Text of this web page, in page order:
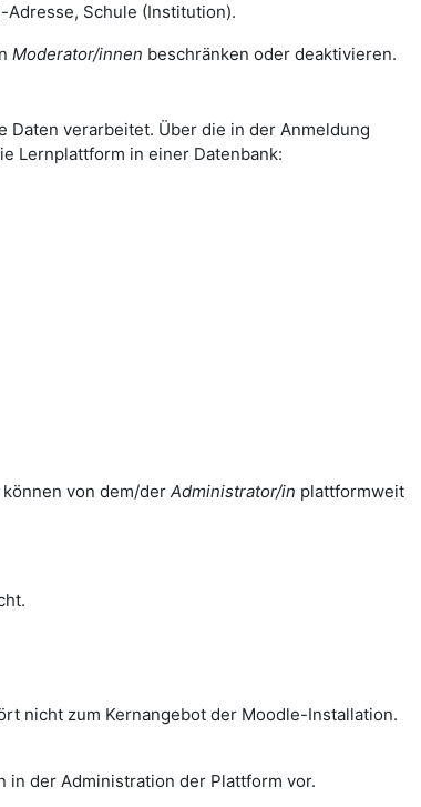
Schule (Institution).
Moderator/innen beschränken oder deaktivieren.
verarbeitet. Über die in der Anmeldung
Lernplattform in einer Datenbank:
von dem/der Administrator/in plattformweit
nicht zum Kernangebot der Moodle-Installation.
der Administration der Plattform vor.